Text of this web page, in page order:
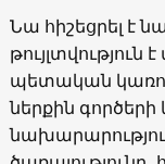
Նա հիշեցրել է
պետական
ներքին